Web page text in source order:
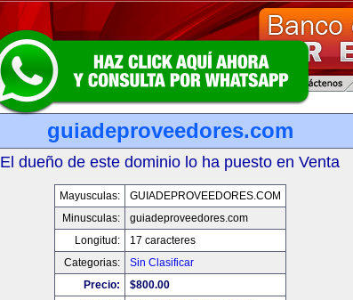
guiadeproveedores.com
El dueño de este dominio lo ha puesto en Venta
Mayusculas:
GUIADEPROVEEDORES.COM
Minusculas:
guiadeproveedores.com
Longitud:
17 caracteres
Categorias:
Sin Clasificar
Precio:
$800.00